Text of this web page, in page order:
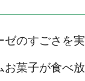
ゼのすごさを
お菓子が食べ